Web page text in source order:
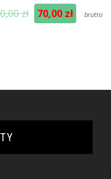
zł
Pierwotna
cena
70,00 zł brutto